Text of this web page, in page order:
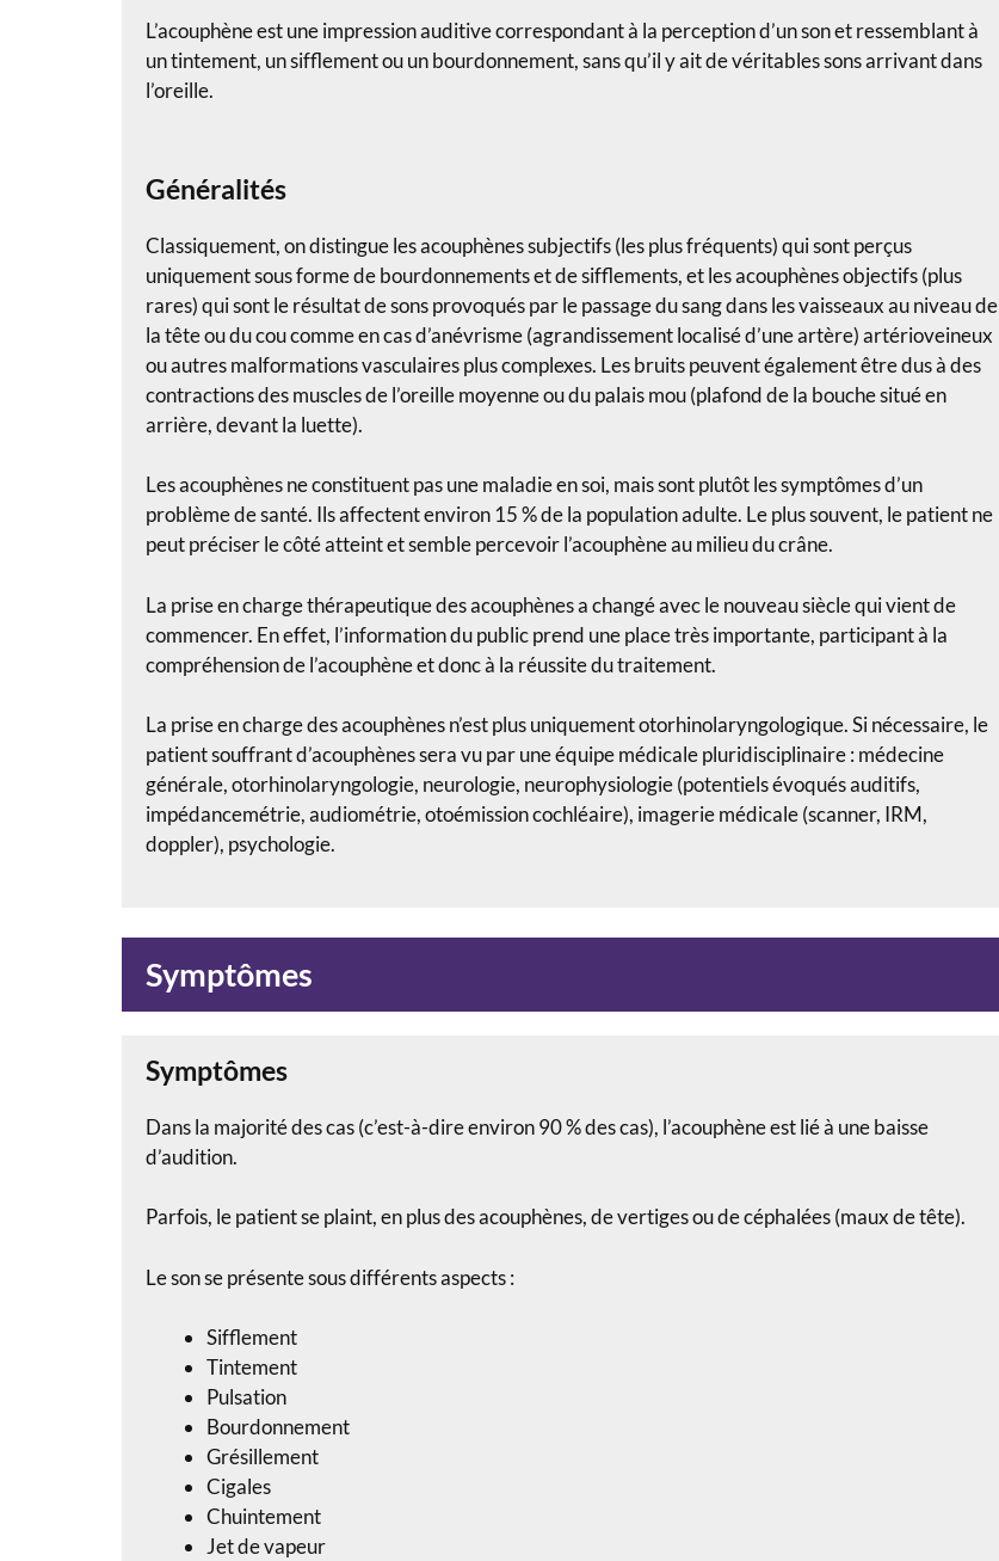
L’acouphène est une impression auditive correspondant à la perception d’un son et ressemblant à
un tintement, un sifflement ou un bourdonnement, sans qu’il y ait de véritables sons arrivant dans
l’oreille.
Généralités
Classiquement, on distingue les acouphènes subjectifs (les plus fréquents) qui sont perçus
uniquement sous forme de bourdonnements et de sifflements, et les acouphènes objectifs (plus
rares) qui sont le résultat de sons provoqués par le passage du sang dans les vaisseaux au niveau de
la tête ou du cou comme en cas d’anévrisme (agrandissement localisé d’une artère) artérioveineux
ou autres malformations vasculaires plus complexes. Les bruits peuvent également être dus à des
contractions des muscles de l’oreille moyenne ou du palais mou (plafond de la bouche situé en
arrière, devant la luette).
Les acouphènes ne constituent pas une maladie en soi, mais sont plutôt les symptômes d’un
problème de santé. Ils affectent environ 15 % de la population adulte. Le plus souvent, le patient ne
peut préciser le côté atteint et semble percevoir l’acouphène au milieu du crâne.
La prise en charge thérapeutique des acouphènes a changé avec le nouveau siècle qui vient de
commencer. En effet, l’information du public prend une place très importante, participant à la
compréhension de l’acouphène et donc à la réussite du traitement.
La prise en charge des acouphènes n’est plus uniquement otorhinolaryngologique. Si nécessaire, le
patient souffrant d’acouphènes sera vu par une équipe médicale pluridisciplinaire : médecine
générale, otorhinolaryngologie, neurologie, neurophysiologie (potentiels évoqués auditifs,
impédancemétrie, audiométrie, otoémission cochléaire), imagerie médicale (scanner, IRM,
doppler), psychologie.
Symptômes
Symptômes
Dans la majorité des cas (c’est-à-dire environ 90 % des cas), l’acouphène est lié à une baisse
d’audition.
Parfois, le patient se plaint, en plus des acouphènes, de vertiges ou de céphalées (maux de tête).
Le son se présente sous différents aspects :
Sifflement
Tintement
Pulsation
Bourdonnement
Grésillement
Cigales
Chuintement
Jet de vapeur